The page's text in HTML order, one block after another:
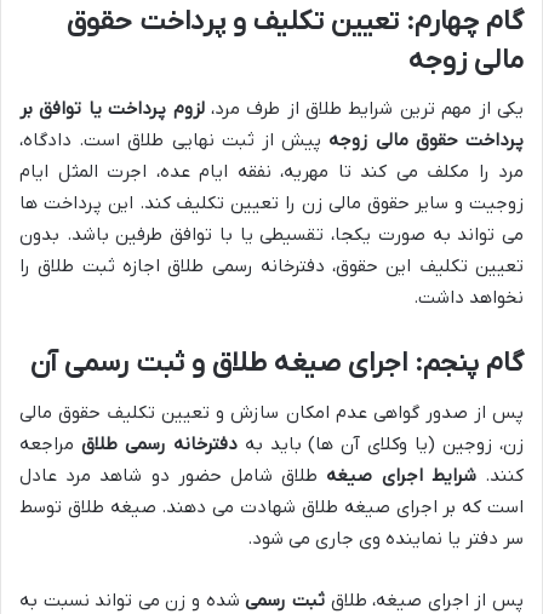
گام چهارم: تعیین تکلیف و پرداخت حقوق
مالی زوجه
یکی از مهم ترین شرایط طلاق از طرف مرد،لزوم پرداخت یا توافق بر
پرداخت حقوق مالی زوجه پیش از ثبت نهایی طلاق است. دادگاه،
مرد را مکلف می کند تا مهریه، نفقه ایام عده، اجرت المثل ایام
زوجیت و سایر حقوق مالی زن را تعیین تکلیف کند. این پرداخت ها
می تواند به صورت یکجا، تقسیطی یا با توافق طرفین باشد. بدون
تعیین تکلیف این حقوق، دفترخانه رسمی طلاق اجازه ثبت طلاق را
نخواهد داشت.
گام پنجم: اجرای صیغه طلاق و ثبت رسمی آن
پس از صدور گواهی عدم امکان سازش و تعیین تکلیف حقوق مالی
زن، زوجین (یا وکلای آن ها) باید بهدفترخانه رسمی طلاق مراجعه
کنند.شرایط اجرای صیغه طلاق شامل حضور دو شاهد مرد عادل
است که بر اجرای صیغه طلاق شهادت می دهند. صیغه طلاق توسط
سر دفتر یا نماینده وی جاری می شود.
پس از اجرای صیغه، طلاقثبت رسمیشده و زن می تواند نسبت به